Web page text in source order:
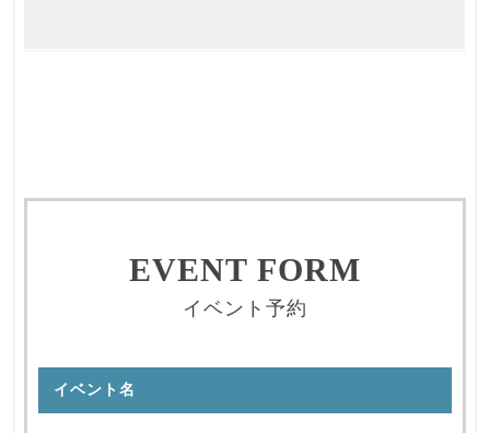
EVENT FORM
イベント予約
イベント名